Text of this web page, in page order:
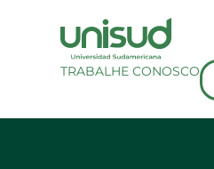
TRABALHE CONOSCO